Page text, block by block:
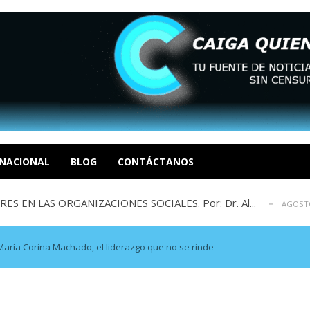
BLOG CONTÁCTANOS
costo del colapso eléctrico en... AGOSTO 7, 2026
Por Dayana Cristina Duzoglou L. AGOSTO 6, 2026
apagones y promesas incumplidas...
EN LAS ORGANIZACIONES SOCIALES. Por: Dr. Al...
en la política: distinc... AGOSTO 7, 2026
costo del colapso eléctrico en... AGOSTO 7, 2026
Por Dayana Cristina Duzoglou L. AGOSTO 6, 2026
apagones y promesas incumplidas... AGOSTO 6, 2026
EN LAS ORGANIZACIONES SOCIALES. Por: Dr. Al...
Corina Machado, el liderazgo que no se rinde